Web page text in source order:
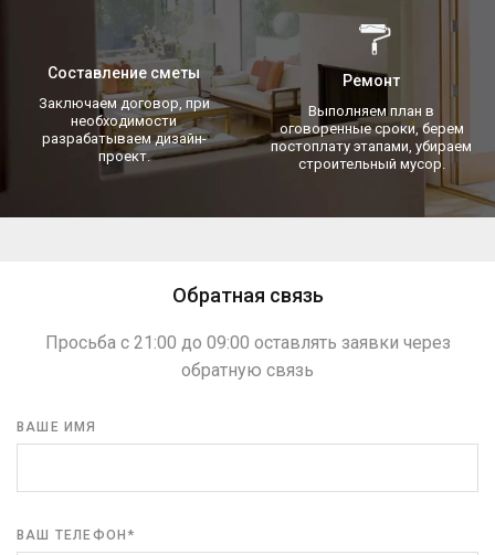
Составление сметы
Заключаем договор, при
необходимости
разрабатываем дизайн-
проект.
Ремонт
Выполняем план в
оговоренные сроки, берем
постоплату этапами, убираем
строительный мусор.
Обратная связь
Просьба с 21:00 до 09:00 оставлять заявки через
обратную связь
ВАШЕ ИМЯ
ВАШ ТЕЛЕФОН*